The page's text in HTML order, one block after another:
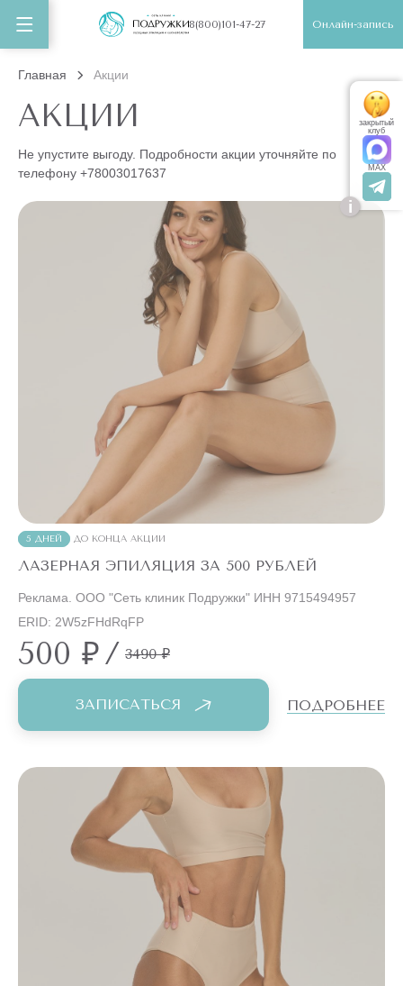
8(800)101-47-27 Онлайн-запись
Главная Акции
АКЦИИ
Не упустите выгоду. Подробности акции уточняйте по
телефону +78003017637
5 ДНЕЙ ДО КОНЦА АКЦИИ
ЛАЗЕРНАЯ ЭПИЛЯЦИЯ ЗА 500 РУБЛЕЙ
500 ₽/ 3490 ₽
Реклама. ООО "Сеть клиник Подружки" ИНН 9715494957
ERID: 2W5zFHdRqFP
ЗАПИСАТЬСЯ ПОДРОБНЕЕ
i
закрытый
клуб
MAX